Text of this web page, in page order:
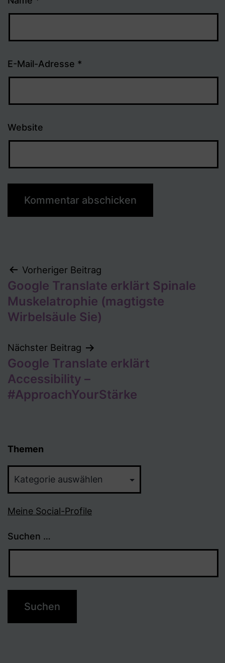
E-Mail-Adresse *
Website
Beitragsnavigation
Vorheriger Beitrag
Google Translate erklärt Spinale
Muskelatrophie (magtigste
Wirbelsäule Sie)
Nächster Beitrag
Google Translate erklärt
Accessibility –
#ApproachYourStärke
Themen
Meine Social-Profile
Suchen …